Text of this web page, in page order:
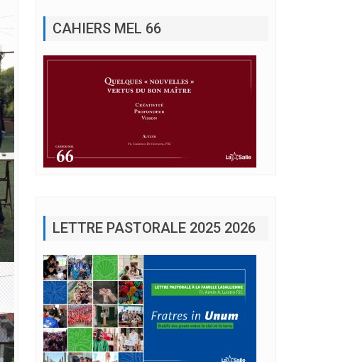
CAHIERS MEL 66
LETTRE PASTORALE 2025 2026